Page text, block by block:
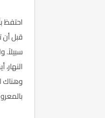
احتفظ
قبل أن
سبيلاً.
وهناك